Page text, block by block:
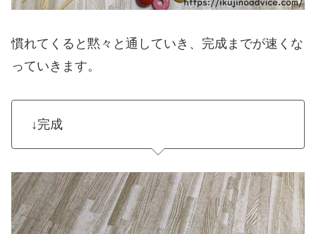
慣れてくると黙々と通していき、完成までが速くな
っていきます。
↓完成